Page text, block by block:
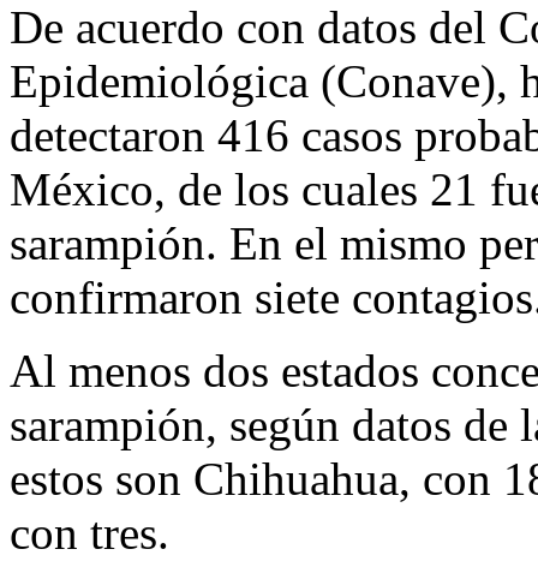
De acuerdo con datos del
Epidemiológica (Conave),
detectaron 416 casos
México, de los cuales 21
sarampión. En el mismo
confirmaron siete
Al menos dos estados
sarampión, según datos de
estos son Chihuahua, con
con tres.